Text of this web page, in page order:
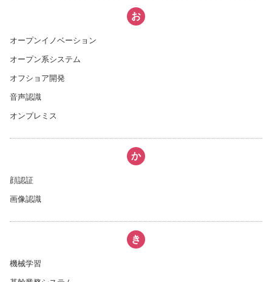
お
オープンイノベーション
オープン系システム
オフショア開発
音声認識
オンプレミス
か
顔認証
画像認識
き
機械学習